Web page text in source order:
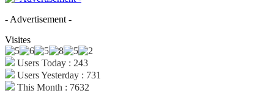
- Advertisement -
Visites
Users Today : 243
Users Yesterday : 731
This Month : 7632